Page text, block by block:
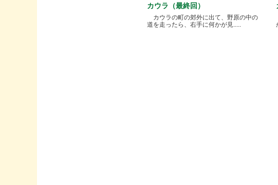
カウラ（最終回）
カウラの町の郊外に出て、野原の中の
道を走ったら、右手に何かが見.....